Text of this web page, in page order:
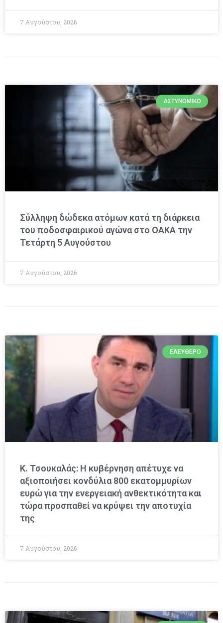
7 Αυγούστου, 2026
ΑΣΤΥΝΟΜΙΚΌ
Σύλληψη δώδεκα ατόμων κατά τη διάρκεια
του ποδοσφαιρικού αγώνα στο ΟΑΚΑ την
Τετάρτη 5 Αυγούστου
7 Αυγούστου, 2026
ΕΛΕΎΘΕΡΟ
Κ. Τσουκαλάς: Η κυβέρνηση απέτυχε να
αξιοποιήσει κονδύλια 800 εκατομμυρίων
ευρώ για την ενεργειακή ανθεκτικότητα και
τώρα προσπαθεί να κρύψει την αποτυχία
της
7 Αυγούστου, 2026